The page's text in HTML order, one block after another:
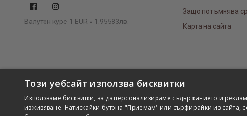
Валутен курс: 1 EUR = 1.95583лв.
Защо потъмнява
Карта на сайта
Този уебсайт използва бисквитки
Използваме бисквитки, за да персонализираме съдържанието и
изживяване. Натискайки бутона "Приемам" или сърфирайки из сайта,